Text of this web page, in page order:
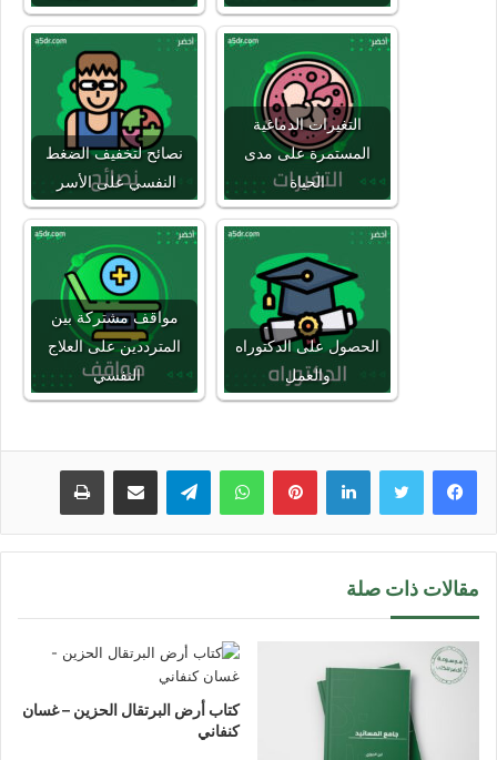
نصائح لتخفيف الضغط
النفسي على الأسر
التغيرات الدماغية
المستمرة على مدى
الحياة
مواقف مشتركة بين
المترددين على العلاج
النفسي
الحصول على الدكتوراه
والعمل
لينكدإن بينتيريستواتساب تيلقرام مشاركة عبر البريد طباعة
مقالات ذات صلة
كتاب أرض البرتقال الحزين – غسان
كنفاني